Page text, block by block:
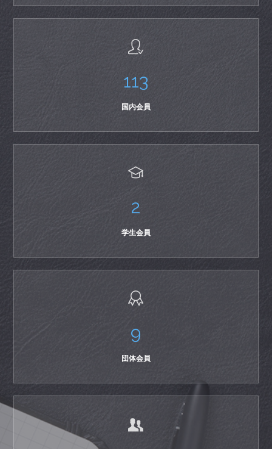
113
国内会員
2
学生会員
9
団体会員